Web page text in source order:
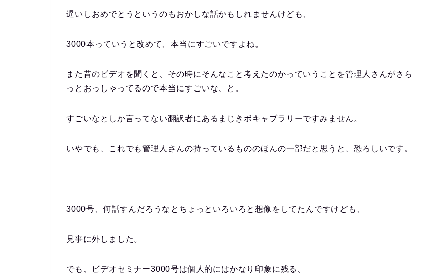
遅いしおめでとうというのもおかしな話かもしれませんけども、
3000本っていうと改めて、本当にすごいですよね。
また昔のビデオを聞くと、その時にそんなこと考えたのかっていうことを管理人さんがさら
っとおっしゃってるので本当にすごいな、と。
すごいなとしか言ってない翻訳者にあるまじきボキャブラリーですみません。
いやでも、これでも管理人さんの持っているもののほんの一部だと思うと、恐ろしいです。
3000号、何話すんだろうなとちょっといろいろと想像をしてたんですけども、
見事に外しました。
でも、ビデオセミナー3000号は個人的にはかなり印象に残る、